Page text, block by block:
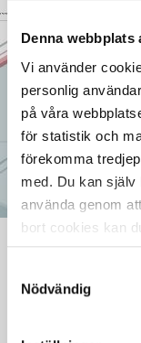
Denna webbplats
Vi använder
personlig
på våra
för statistik och
förekomma
med. Du kan
använda genom
bort cookies kan
funktionalitet på
Nödvändig